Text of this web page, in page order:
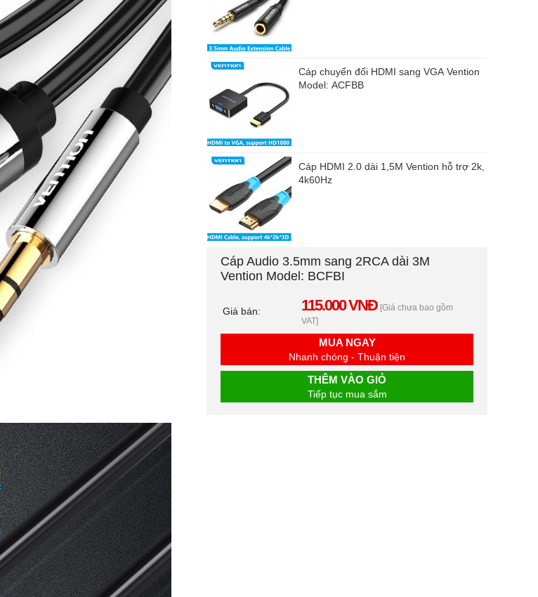
Cáp chuyển đổi HDMI sang VGA Vention
Model: ACFBB
Cáp HDMI 2.0 dài 1,5M Vention hỗ trợ 2k,
4k60Hz
Cáp Audio 3.5mm sang 2RCA dài 3M
Vention Model: BCFBI
Giá bán: 115.000 VNĐ [Giá chưa bao gồm
VAT]
MUA NGAY
Nhanh chóng - Thuận tiện
THÊM VÀO GIỎ
Tiếp tục mua sắm